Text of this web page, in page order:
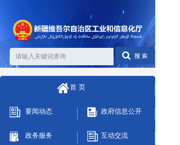
首 页
要闻动态 政府信息公开
政务服务 互动交流